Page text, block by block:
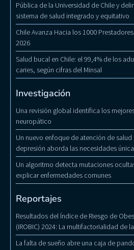
Pública de la Universidad de Chile y
sistema de salud integrado y equitativo
Chile Avanza Hacia los 1000
2026
Salud bucal en Chile: el 99,4% de los
caries, según cifras del Minsal
Investigación
Una revisión global identifica los
neuropático
Un nuevo enfoque de atención de
depresión aborda las necesidades
Un algoritmo detecta mutaciones
explicar enfermedades comunes
Reportajes
Resultados del Índice de Riesgo de
(IROBIC) 2024: La multifactorialidad de
La falta de sueño abre una caja de